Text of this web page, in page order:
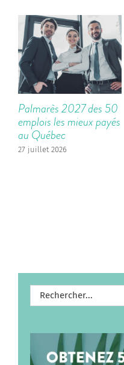
Palmarès 2027 des 50
emplois les mieux payés
au Québec
27 juillet 2026
Rechercher: